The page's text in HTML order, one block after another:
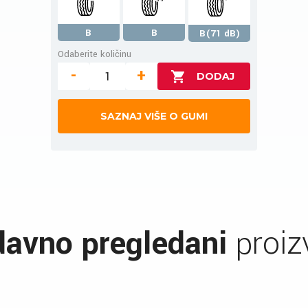
B B
B(71 dB)
Odaberite količinu
- +
SAZNAJ VIŠE O GUMI
pregledani